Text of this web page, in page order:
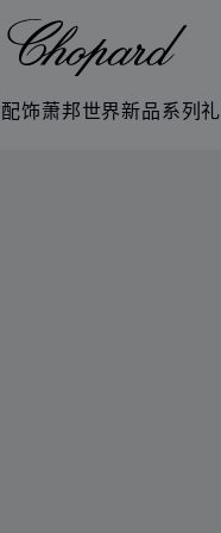
配饰萧邦世界新品系列